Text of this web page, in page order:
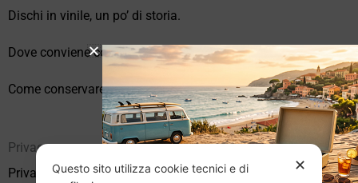
Dischi in vinile, un po’ di storia.
Dove conviene comprare vinili online?
Come conservare correttamente i vinili usati
Privacy
Privacy Policy
✕
Questo sito utilizza cookie tecnici e di